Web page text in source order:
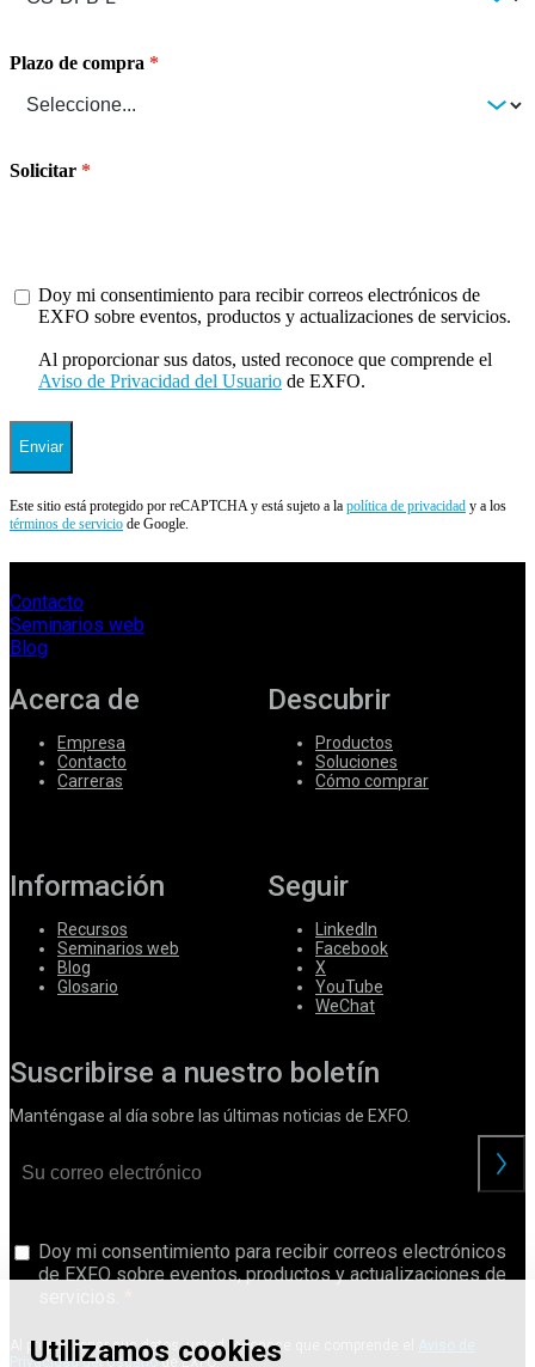
Utilizamos cookies
Plazo de compra
Solicitar
Doy mi consentimiento para recibir correos electrónicos de
EXFO sobre eventos, productos y actualizaciones de servicios.
Al proporcionar sus datos, usted reconoce que comprende el
Aviso de Privacidad del Usuario de EXFO.
Enviar
Este sitio está protegido por reCAPTCHA y está sujeto a la política de privacidad y a los
términos de servicio de Google.
Contacto
Seminarios web
Blog
Acerca de
Empresa
Contacto
Carreras
Descubrir
Productos
Soluciones
Cómo comprar
Información
Recursos
Seminarios web
Blog
Glosario
Seguir
LinkedIn
Facebook
X
YouTube
WeChat
Suscribirse a nuestro boletín
Manténgase al día sobre las últimas noticias de EXFO.
Doy mi consentimiento para recibir correos electrónicos
de EXFO sobre eventos, productos y actualizaciones de
Al proporcionar sus datos, usted reconoce que comprende el
Privacidad del Usuariode EXFO.